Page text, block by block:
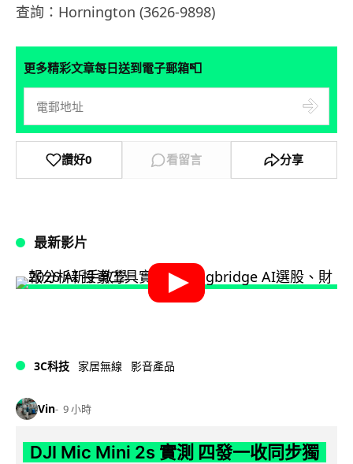
查詢：Hornington (3626-9898)
更多精彩文章每日送到電子郵箱📮
讚好0 看留言 分享
最新影片
3C科技 家居無線 影音產品
Vin 9 小時
DJI Mic Mini 2s 實測 四發一收同步獨